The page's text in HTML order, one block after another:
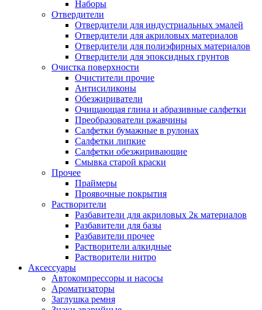
Наборы
Отвердители
Отвердители для индустриальных эмалей
Отвердители для акриловых материалов
Отвердители для полиэфирных материалов
Отвердители для эпоксидных грунтов
Очистка поверхности
Очистители прочие
Антисиликоны
Обезжириватели
Очищающая глина и абразивные салфетки
Преобразователи ржавчины
Салфетки бумажные в рулонах
Салфетки липкие
Салфетки обезжиривающие
Смывка старой краски
Прочее
Праймеры
Проявочные покрытия
Растворители
Разбавители для акриловых 2к материалов
Разбавители для базы
Разбавители прочее
Растворители алкидные
Растворители нитро
Аксессуары
Автокомпрессоры и насосы
Ароматизаторы
Заглушка ремня